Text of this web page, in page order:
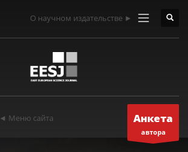
О научном издательстве ►
◄ Меню сайта Анкета
автора